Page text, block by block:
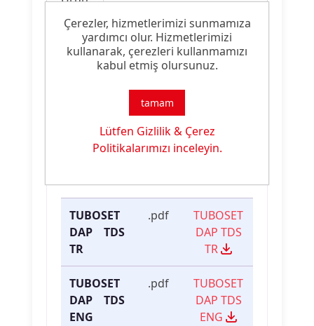
Tipi:
Ürün
Boyama Yardımcısı
Ürün Dokümanları
İsmi
Türü
Linki
TUBOSET
DAP TDS
TR
.pdf
TUBOSET
DAP TDS
TR
TUBOSET
DAP TDS
ENG
.pdf
TUBOSET
DAP TDS
ENG
Çerezler, hizmetlerimizi sunmamıza
yardımcı olur. Hizmetlerimizi
kullanarak, çerezleri kullanmamızı
kabul etmiş olursunuz.
tamam
Lütfen Gizlilik & Çerez
Politikalarımızı inceleyin.